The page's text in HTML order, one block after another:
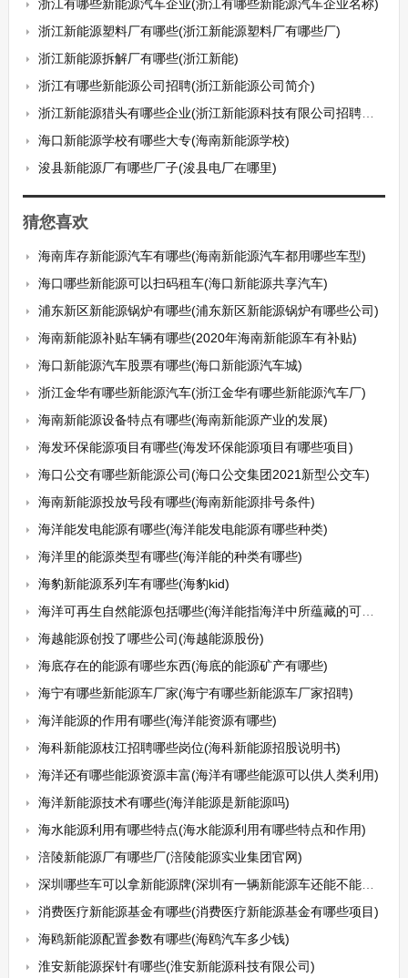
浙江有哪些新能源汽车企业(浙江有哪些新能源汽车企业名称)
浙江新能源塑料厂有哪些(浙江新能源塑料厂有哪些厂)
浙江新能源拆解厂有哪些(浙江新能)
浙江有哪些新能源公司招聘(浙江新能源公司简介)
浙江新能源猎头有哪些企业(浙江新能源科技有限公司招聘信息)
海口新能源学校有哪些大专(海南新能源学校)
浚县新能源厂有哪些厂子(浚县电厂在哪里)
猜您喜欢
海南库存新能源汽车有哪些(海南新能源汽车都用哪些车型)
海口哪些新能源可以扫码租车(海口新能源共享汽车)
浦东新区新能源锅炉有哪些(浦东新区新能源锅炉有哪些公司)
海南新能源补贴车辆有哪些(2020年海南新能源车有补贴)
海口新能源汽车股票有哪些(海口新能源汽车城)
浙江金华有哪些新能源汽车(浙江金华有哪些新能源汽车厂)
海南新能源设备特点有哪些(海南新能源产业的发展)
海发环保能源项目有哪些(海发环保能源项目有哪些项目)
海口公交有哪些新能源公司(海口公交集团2021新型公交车)
海南新能源投放号段有哪些(海南新能源排号条件)
海洋能发电能源有哪些(海洋能发电能源有哪些种类)
海洋里的能源类型有哪些(海洋能的种类有哪些)
海豹新能源系列车有哪些(海豹kid)
海洋可再生自然能源包括哪些(海洋能指海洋中所蕴藏的可再生自然能源主要包括哪些)
海越能源创投了哪些公司(海越能源股份)
海底存在的能源有哪些东西(海底的能源矿产有哪些)
海宁有哪些新能源车厂家(海宁有哪些新能源车厂家招聘)
海洋能源的作用有哪些(海洋能资源有哪些)
海科新能源枝江招聘哪些岗位(海科新能源招股说明书)
海洋还有哪些能源资源丰富(海洋有哪些能源可以供人类利用)
海洋新能源技术有哪些(海洋能源是新能源吗)
海水能源利用有哪些特点(海水能源利用有哪些特点和作用)
涪陵新能源厂有哪些厂(涪陵能源实业集团官网)
深圳哪些车可以拿新能源牌(深圳有一辆新能源车还能不能拍牌)
消费医疗新能源基金有哪些(消费医疗新能源基金有哪些项目)
海鸥新能源配置参数有哪些(海鸥汽车多少钱)
淮安新能源探针有哪些(淮安新能源科技有限公司)